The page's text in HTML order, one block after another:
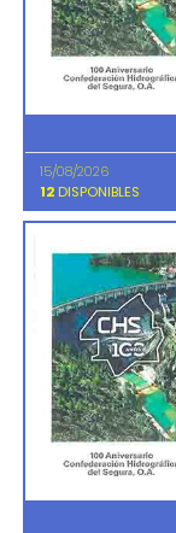
15/08/2026
12 DISPONIBLES